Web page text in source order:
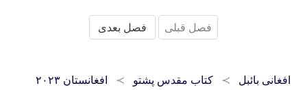
فصل قبلی فصل بعدی
افغانی بائبل کتاب مقدس پشتو
افغانستان ۲۰۲۳